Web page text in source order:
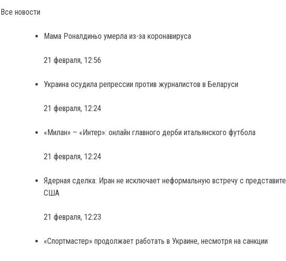
Все новости
Мама Роналдиньо умерла из-за коронавируса
21 февраля, 12:56
Украина осудила репрессии против журналистов в Беларуси
21 февраля, 12:24
«Милан» – «Интер»: онлайн главного дерби итальянского футбола
21 февраля, 12:24
Ядерная сделка: Иран не исключает неформальную встречу с
США
21 февраля, 12:23
«Спортмастер» продолжает работать в Украине, несмотря на санкции